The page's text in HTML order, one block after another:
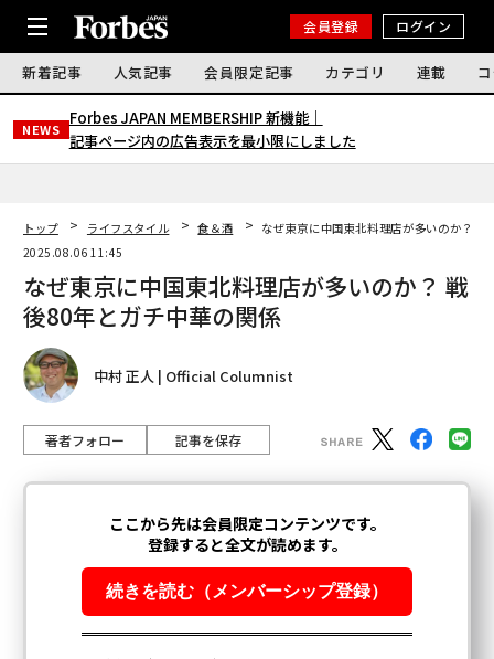
会員登録 ログイン
新着記事 人気記事 会員限定記事 カテゴリ 連載
NEWS
Forbes JAPAN MEMBERSHIP 新機能｜
記事ページ内の広告表示を最小限にしました
トップ ライフスタイル 食＆酒
なぜ東京に中国東北料理店が多いのか？
2025.08.06 11:45
なぜ東京に中国東北料理店が多いのか？ 戦
後80年とガチ中華の関係
中村 正人 | Official Columnist
著者フォロー 記事を保存